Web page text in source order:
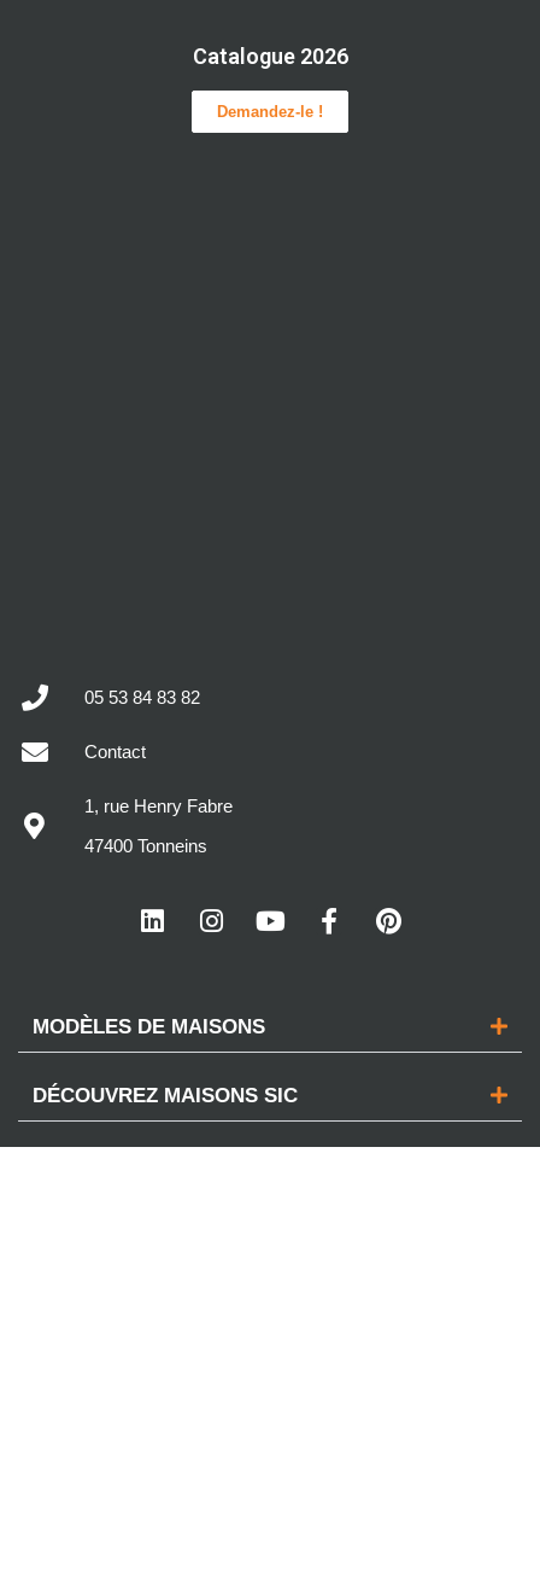
Catalogue 2026
Demandez-le !
05 53 84 83 82
Contact
1, rue Henry Fabre
47400 Tonneins
MODÈLES DE MAISONS
DÉCOUVREZ MAISONS SIC